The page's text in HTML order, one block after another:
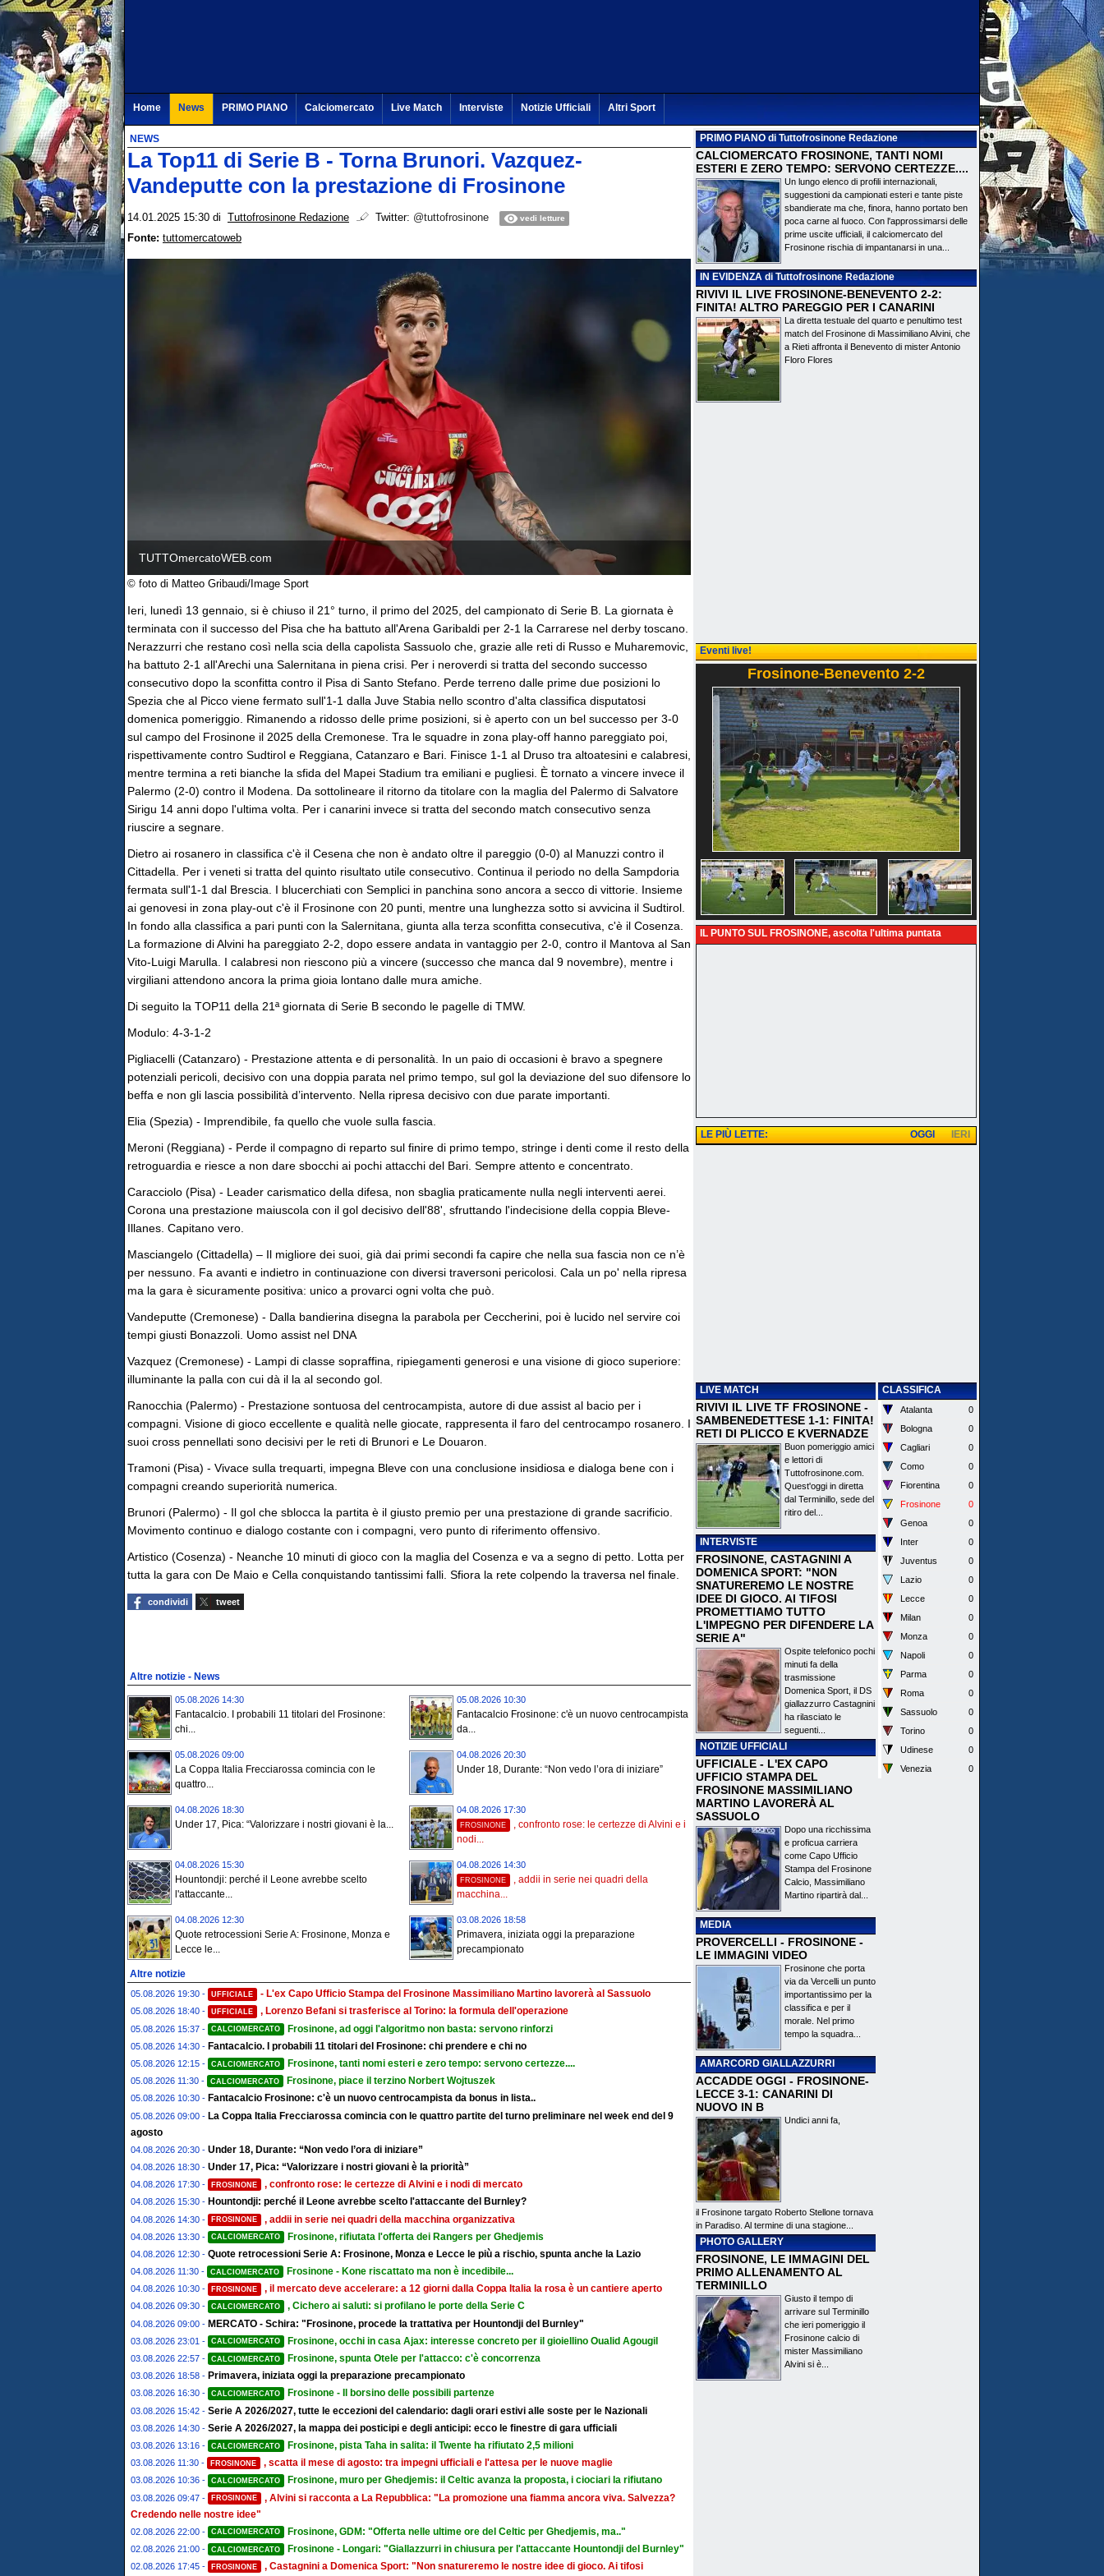
Home News PRIMO PIANO Calciomercato Live Match Interviste Notizie Ufficiali Altri Sport
NEWS
La Top11 di Serie B - Torna Brunori. Vazquez-
Vandeputte con la prestazione di Frosinone
14.01.2025 15:30 di Tuttofrosinone Redazione Twitter: @tuttofrosinone vedi letture
Fonte: tuttomercatoweb
TUTTOmercatoWEB.com
© foto di Matteo Gribaudi/Image Sport
Ieri, lunedì 13 gennaio, si è chiuso il 21° turno, il primo del 2025, del campionato di Serie B. La giornata è
terminata con il successo del Pisa che ha battuto all'Arena Garibaldi per 2-1 la Carrarese nel derby toscano.
Nerazzurri che restano così nella scia della capolista Sassuolo che, grazie alle reti di Russo e Muharemovic,
ha battuto 2-1 all'Arechi una Salernitana in piena crisi. Per i neroverdi si tratta del secondo successo
consecutivo dopo la sconfitta contro il Pisa di Santo Stefano. Perde terreno dalle prime due posizioni lo
Spezia che al Picco viene fermato sull'1-1 dalla Juve Stabia nello scontro d'alta classifica disputatosi
domenica pomeriggio. Rimanendo a ridosso delle prime posizioni, si è aperto con un bel successo per 3-0
sul campo del Frosinone il 2025 della Cremonese. Tra le squadre in zona play-off hanno pareggiato poi,
rispettivamente contro Sudtirol e Reggiana, Catanzaro e Bari. Finisce 1-1 al Druso tra altoatesini e calabresi,
mentre termina a reti bianche la sfida del Mapei Stadium tra emiliani e pugliesi. È tornato a vincere invece il
Palermo (2-0) contro il Modena. Da sottolineare il ritorno da titolare con la maglia del Palermo di Salvatore
Sirigu 14 anni dopo l'ultima volta. Per i canarini invece si tratta del secondo match consecutivo senza
riuscire a segnare.
Dietro ai rosanero in classifica c'è il Cesena che non è andato oltre il pareggio (0-0) al Manuzzi contro il
Cittadella. Per i veneti si tratta del quinto risultato utile consecutivo. Continua il periodo no della Sampdoria
fermata sull'1-1 dal Brescia. I blucerchiati con Semplici in panchina sono ancora a secco di vittorie. Insieme
ai genovesi in zona play-out c'è il Frosinone con 20 punti, mentre una lunghezza sotto si avvicina il Sudtirol.
In fondo alla classifica a pari punti con la Salernitana, giunta alla terza sconfitta consecutiva, c'è il Cosenza.
La formazione di Alvini ha pareggiato 2-2, dopo essere andata in vantaggio per 2-0, contro il Mantova al San
Vito-Luigi Marulla. I calabresi non riescono più a vincere (successo che manca dal 9 novembre), mentre i
virgiliani attendono ancora la prima gioia lontano dalle mura amiche.
Di seguito la TOP11 della 21ª giornata di Serie B secondo le pagelle di TMW.
Modulo: 4-3-1-2
Pigliacelli (Catanzaro) - Prestazione attenta e di personalità. In un paio di occasioni è bravo a spegnere
potenziali pericoli, decisivo con una doppia parata nel primo tempo, sul gol la deviazione del suo difensore lo
beffa e non gli lascia possibilità d’intervento. Nella ripresa decisivo con due parate importanti.
Elia (Spezia) - Imprendibile, fa quello che vuole sulla fascia.
Meroni (Reggiana) - Perde il compagno di reparto sul finire di primo tempo, stringe i denti come il resto della
retroguardia e riesce a non dare sbocchi ai pochi attacchi del Bari. Sempre attento e concentrato.
Caracciolo (Pisa) - Leader carismatico della difesa, non sbaglia praticamente nulla negli interventi aerei.
Corona una prestazione maiuscola con il gol decisivo dell'88', sfruttando l'indecisione della coppia Bleve-
Illanes. Capitano vero.
Masciangelo (Cittadella) – Il migliore dei suoi, già dai primi secondi fa capire che nella sua fascia non ce n’è
per nessuno. Fa avanti e indietro in continuazione con diversi traversoni pericolosi. Cala un po' nella ripresa
ma la gara è sicuramente positiva: unico a provarci ogni volta che può.
Vandeputte (Cremonese) - Dalla bandierina disegna la parabola per Ceccherini, poi è lucido nel servire coi
tempi giusti Bonazzoli. Uomo assist nel DNA
Vazquez (Cremonese) - Lampi di classe sopraffina, ripiegamenti generosi e una visione di gioco superiore:
illuminante la palla con cui dà il la al secondo gol.
Ranocchia (Palermo) - Prestazione sontuosa del centrocampista, autore di due assist al bacio per i
compagni. Visione di gioco eccellente e qualità nelle giocate, rappresenta il faro del centrocampo rosanero. I
suoi cross pennellati sono decisivi per le reti di Brunori e Le Douaron.
Tramoni (Pisa) - Vivace sulla trequarti, impegna Bleve con una conclusione insidiosa e dialoga bene con i
compagni creando superiorità numerica.
Brunori (Palermo) - Il gol che sblocca la partita è il giusto premio per una prestazione di grande sacrificio.
Movimento continuo e dialogo costante con i compagni, vero punto di riferimento offensivo.
Artistico (Cosenza) - Neanche 10 minuti di gioco con la maglia del Cosenza e va a segno di petto. Lotta per
tutta la gara con De Maio e Cella conquistando tantissimi falli. Sfiora la rete colpendo la traversa nel finale.
condividi tweet
Altre notizie - News
05.08.2026 14:30
Fantacalcio. I probabili 11 titolari del Frosinone:
chi...
05.08.2026 10:30
Fantacalcio Frosinone: c'è un nuovo centrocampista
da...
05.08.2026 09:00
La Coppa Italia Frecciarossa comincia con le
quattro...
04.08.2026 20:30
Under 18, Durante: “Non vedo l’ora di iniziare”
04.08.2026 18:30
Under 17, Pica: “Valorizzare i nostri giovani è la...
04.08.2026 17:30
FROSINONE
, confronto rose: le certezze di Alvini e i
nodi...
04.08.2026 15:30
Hountondji: perché il Leone avrebbe scelto
l'attaccante...
04.08.2026 14:30
FROSINONE
, addii in serie nei quadri della
macchina...
04.08.2026 12:30
Quote retrocessioni Serie A: Frosinone, Monza e
Lecce le...
03.08.2026 18:58
Primavera, iniziata oggi la preparazione
precampionato
Altre notizie
05.08.2026 19:30 - UFFICIALE - L'ex Capo Ufficio Stampa del Frosinone Massimiliano Martino lavorerà al Sassuolo
05.08.2026 18:40 - UFFICIALE , Lorenzo Befani si trasferisce al Torino: la formula dell'operazione
05.08.2026 15:37 - CALCIOMERCATO Frosinone, ad oggi l'algoritmo non basta: servono rinforzi
05.08.2026 14:30 - Fantacalcio. I probabili 11 titolari del Frosinone: chi prendere e chi no
05.08.2026 12:15 - CALCIOMERCATO Frosinone, tanti nomi esteri e zero tempo: servono certezze....
05.08.2026 11:30 - CALCIOMERCATO Frosinone, piace il terzino Norbert Wojtuszek
05.08.2026 10:30 - Fantacalcio Frosinone: c'è un nuovo centrocampista da bonus in lista..
05.08.2026 09:00 - La Coppa Italia Frecciarossa comincia con le quattro partite del turno preliminare nel week end del 9
agosto
04.08.2026 20:30 - Under 18, Durante: “Non vedo l’ora di iniziare”
04.08.2026 18:30 - Under 17, Pica: “Valorizzare i nostri giovani è la priorità”
04.08.2026 17:30 - FROSINONE , confronto rose: le certezze di Alvini e i nodi di mercato
04.08.2026 15:30 - Hountondji: perché il Leone avrebbe scelto l'attaccante del Burnley?
04.08.2026 14:30 - FROSINONE , addii in serie nei quadri della macchina organizzativa
04.08.2026 13:30 - CALCIOMERCATO Frosinone, rifiutata l'offerta dei Rangers per Ghedjemis
04.08.2026 12:30 - Quote retrocessioni Serie A: Frosinone, Monza e Lecce le più a rischio, spunta anche la Lazio
04.08.2026 11:30 - CALCIOMERCATO Frosinone - Kone riscattato ma non è incedibile...
04.08.2026 10:30 - FROSINONE , il mercato deve accelerare: a 12 giorni dalla Coppa Italia la rosa è un cantiere aperto
04.08.2026 09:30 - CALCIOMERCATO , Cichero ai saluti: si profilano le porte della Serie C
04.08.2026 09:00 - MERCATO - Schira: "Frosinone, procede la trattativa per Hountondji del Burnley"
03.08.2026 23:01 - CALCIOMERCATO Frosinone, occhi in casa Ajax: interesse concreto per il gioiellino Oualid Agougil
03.08.2026 22:57 - CALCIOMERCATO Frosinone, spunta Otele per l'attacco: c'è concorrenza
03.08.2026 18:58 - Primavera, iniziata oggi la preparazione precampionato
03.08.2026 16:30 - CALCIOMERCATO Frosinone - Il borsino delle possibili partenze
03.08.2026 15:42 - Serie A 2026/2027, tutte le eccezioni del calendario: dagli orari estivi alle soste per le Nazionali
03.08.2026 14:30 - Serie A 2026/2027, la mappa dei posticipi e degli anticipi: ecco le finestre di gara ufficiali
03.08.2026 13:16 - CALCIOMERCATO Frosinone, pista Taha in salita: il Twente ha rifiutato 2,5 milioni
03.08.2026 11:30 - FROSINONE , scatta il mese di agosto: tra impegni ufficiali e l'attesa per le nuove maglie
03.08.2026 10:36 - CALCIOMERCATO Frosinone, muro per Ghedjemis: il Celtic avanza la proposta, i ciociari la rifiutano
03.08.2026 09:47 - FROSINONE
, Alvini si racconta a La Repubblica: "La promozione una fiamma ancora viva. Salvezza?
Credendo nelle nostre idee"
02.08.2026 22:00 - CALCIOMERCATO Frosinone, GDM: "Offerta nelle ultime ore del Celtic per Ghedjemis, ma.."
02.08.2026 21:00 - CALCIOMERCATO Frosinone - Longari: "Giallazzurri in chiusura per l'attaccante Hountondji del Burnley"
02.08.2026 17:45 - FROSINONE , Castagnini a Domenica Sport: "Non snatureremo le nostre idee di gioco. Ai tifosi
PRIMO PIANOdi Tuttofrosinone Redazione
CALCIOMERCATO FROSINONE, TANTI NOMI
ESTERI E ZERO TEMPO: SERVONO CERTEZZE....
Un lungo elenco di profili internazionali,
suggestioni da campionati esteri e tante piste
sbandierate ma che, finora, hanno portato ben
poca carne al fuoco. Con l'approssimarsi delle
prime uscite ufficiali, il calciomercato del
Frosinone rischia di impantanarsi in una...
IN EVIDENZAdi Tuttofrosinone Redazione
RIVIVI IL LIVE FROSINONE-BENEVENTO 2-2:
FINITA! ALTRO PAREGGIO PER I CANARINI
La diretta testuale del quarto e penultimo test
match del Frosinone di Massimiliano Alvini, che
a Rieti affronta il Benevento di mister Antonio
Floro Flores
Eventi live!
Frosinone-Benevento 2-2
IL PUNTO SUL FROSINONE, ascolta l'ultima puntata
LE PIÙ LETTE: IERI
OGGI
LIVE MATCH
RIVIVI IL LIVE TF FROSINONE -
SAMBENEDETTESE 1-1: FINITA!
RETI DI PLICCO E KVERNADZE
Buon pomeriggio amici
e lettori di
Tuttofrosinone.com.
Quest'oggi in diretta
dal Terminillo, sede del
ritiro del...
INTERVISTE
FROSINONE, CASTAGNINI A
DOMENICA SPORT: "NON
SNATUREREMO LE NOSTRE
IDEE DI GIOCO. AI TIFOSI
PROMETTIAMO TUTTO
L'IMPEGNO PER DIFENDERE LA
SERIE A"
Ospite telefonico pochi
minuti fa della
trasmissione
Domenica Sport, il DS
giallazzurro Castagnini
ha rilasciato le
seguenti...
NOTIZIE UFFICIALI
UFFICIALE - L'EX CAPO
UFFICIO STAMPA DEL
FROSINONE MASSIMILIANO
MARTINO LAVORERÀ AL
SASSUOLO
Dopo una ricchissima
e proficua carriera
come Capo Ufficio
Stampa del Frosinone
Calcio, Massimiliano
Martino ripartirà dal...
MEDIA
PROVERCELLI - FROSINONE -
LE IMMAGINI VIDEO
Frosinone che porta
via da Vercelli un punto
importantissimo per la
classifica e per il
morale. Nel primo
tempo la squadra...
AMARCORD GIALLAZZURRI
ACCADDE OGGI - FROSINONE-
LECCE 3-1: CANARINI DI
NUOVO IN B
Undici anni fa,
il Frosinone targato Roberto Stellone tornava
in Paradiso. Al termine di una stagione...
PHOTO GALLERY
FROSINONE, LE IMMAGINI DEL
PRIMO ALLENAMENTO AL
TERMINILLO
Giusto il tempo di
arrivare sul Terminillo
che ieri pomeriggio il
Frosinone calcio di
mister Massimiliano
Alvini si è...
CLASSIFICA
Atalanta
0
Bologna
0
Cagliari
0
Como
0
Fiorentina
0
Frosinone
0
Genoa
0
Inter
0
Juventus
0
Lazio
0
Lecce
0
Milan
0
Monza
0
Napoli
0
Parma
0
Roma
0
Sassuolo
0
Torino
0
Udinese
0
Venezia
0